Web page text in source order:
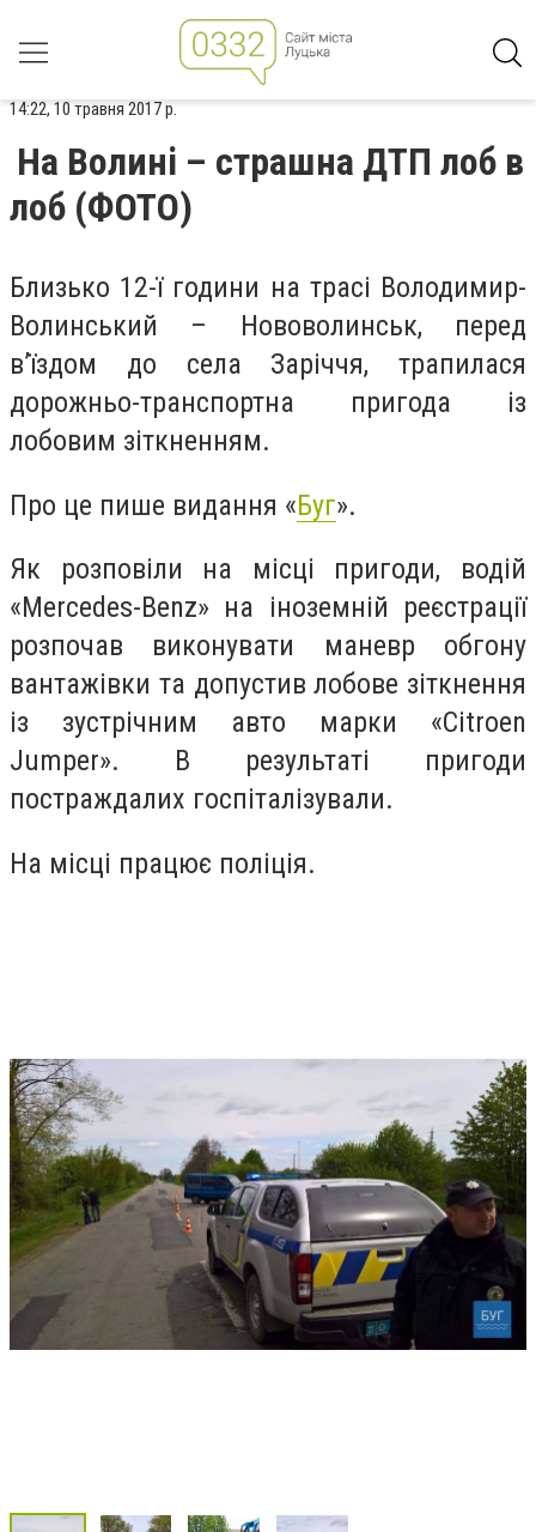
14:22, 10 травня 2017 р.
На Волині – страшна ДТП лоб в
лоб (ФОТО)
Близько 12-ї години на трасі Володимир-
Волинський – Нововолинськ, перед
в’їздом до села Заріччя, трапилася
дорожньо-транспортна пригода із
лобовим зіткненням.
Про це пише видання «Буг».
Як розповіли на місці пригоди, водій
«Mercedes-Benz» на іноземній реєстрації
розпочав виконувати маневр обгону
вантажівки та допустив лобове зіткнення
із зустрічним авто марки «Citroen
Jumper». В результаті пригоди
постраждалих госпіталізували.
На місці працює поліція.